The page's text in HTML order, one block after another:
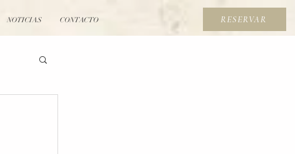
NOTICIAS CONTACTO RESERVAR